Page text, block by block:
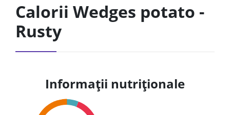
Calorii Wedges potato -
Rusty
Informații nutriționale